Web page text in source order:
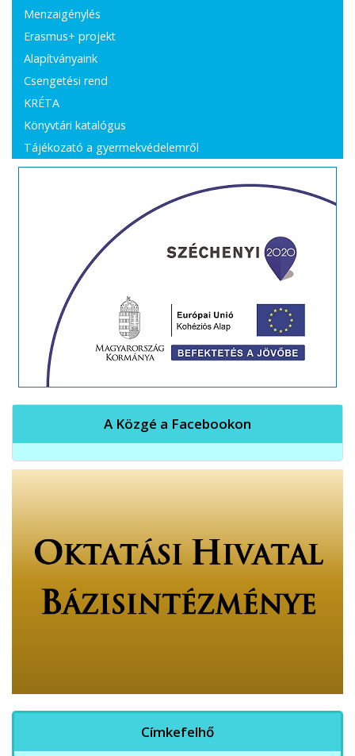
Menzaigénylés
Erasmus+ projekt
Alapítványaink
Csengetési rend
KRÉTA
Könyvtári katalógus
Tájékozató a gyermekvédelemről
A Közgé a Facebookon
Címkefelhő